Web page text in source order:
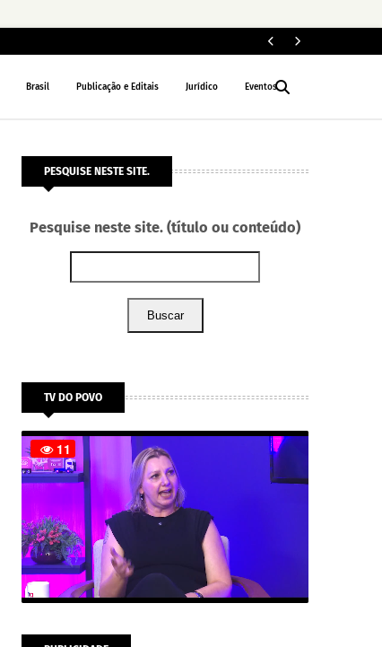
Brasil Publicação e Editais Jurídico Eventos
PESQUISE NESTE SITE.
Pesquise neste site. (título ou conteúdo)
Buscar
TV DO POVO